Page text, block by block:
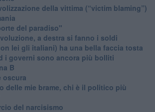
della vittima (“victim blaming”)
del paradiso"
a destra si fanno i soldi
lei gli italiani) ha una bella faccia tosta
i governi sono ancora più bolliti
B
oscura
delle mie brame, chi è il politico più
del narcisismo